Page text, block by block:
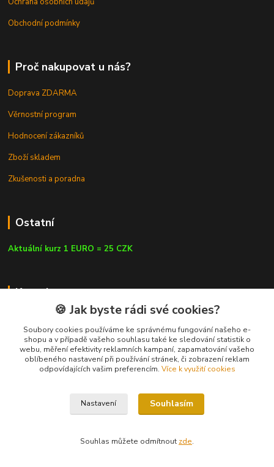
Obchodní podmínky
Proč nakupovat u nás?
Doprava ZDARMA
Věrnostní program
Hodnocení zákazníků
Zboží skladem
Zkušenosti a poradna
Ostatní
Aktuální kurz 1 EURO = 25 CZK
Kontakty
info@czluk.cz
© Since 2013 | CZLUK s.r.o. | info@czluk.cz
🍪 Jak byste rádi své cookies?
Soubory cookies používáme ke správnému fungování našeho e-
shopu a v případě vašeho souhlasu také ke sledování statistik o
webu, měření efektivity reklamních kampaní, zapamatování vašeho
oblíbeného nastavení při používání stránek, či zobrazení reklam
odpovídajících vašim preferencím. Více k využití cookies
Nastavení Souhlasím
Souhlas můžete odmítnout zde.